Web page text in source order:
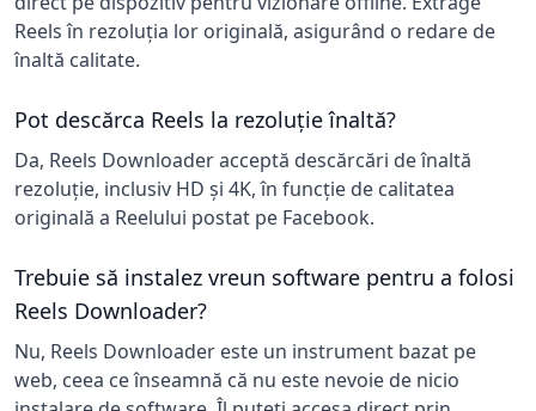
Reels în rezoluția lor originală, asigurând o redare de
înaltă calitate.
Pot descărca Reels la rezoluție înaltă?
Da, Reels Downloader acceptă descărcări de înaltă
rezoluție, inclusiv HD și 4K, în funcție de calitatea
originală a Reelului postat pe Facebook.
Trebuie să instalez vreun software pentru a folosi
Reels Downloader?
Nu, Reels Downloader este un instrument bazat pe
web, ceea ce înseamnă că nu este nevoie de nicio